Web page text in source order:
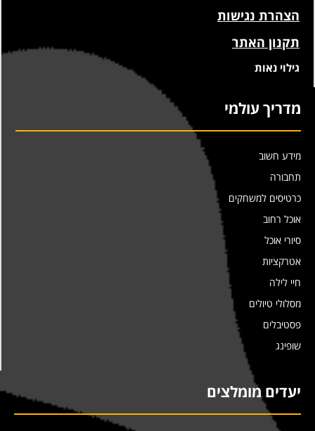
הצהרת נגישות
תקנון האתר
גילוי נאות
מדריך עולמי
מידע חשוב
תחבורה
כרטיסים למשחקים
אוכל רחוב
סיורי אוכל
אטרקציות
חיי לילה
מסלולי טיולים
פסטיבלים
שופינג
יעדים מומלצים